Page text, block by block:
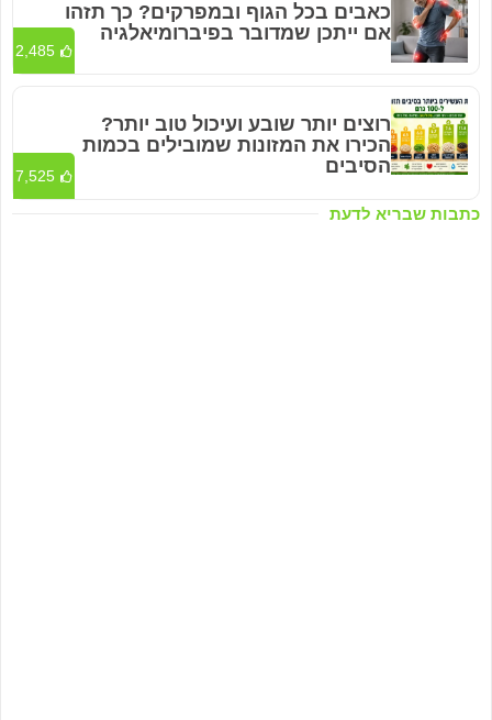
כתבות שבריא לדעת
כאבים בכל הגוף ובמפרקים? כך תזהו
אם ייתכן שמדובר בפיברומיאלגיה
2,485
רוצים יותר שובע ועיכול טוב יותר?
הכירו את המזונות שמובילים בכמות
הסיבים
7,525